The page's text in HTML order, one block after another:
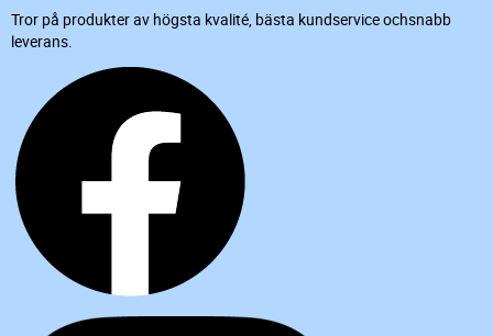
Tror på produkter av högsta kvalité, bästa kundservice ochsnabb
leverans.